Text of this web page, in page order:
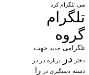
می تلگرام کرد
تلگرام
گروه
تلگرامی جدید جهت
دختر در درباره در در
دسته دستگیری در را